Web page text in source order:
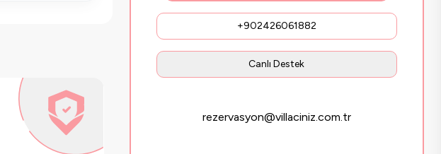
+902426061882
Canlı Destek
rezervasyon@villaciniz.com.tr